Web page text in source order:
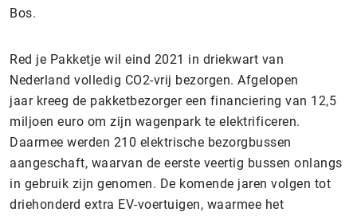
Bos.
Red je Pakketje wil eind 2021 in driekwart van
Nederland volledig CO2-vrij bezorgen. Afgelopen
jaar kreeg de pakketbezorger een financiering van 12,5
miljoen euro om zijn wagenpark te elektrificeren.
Daarmee werden 210 elektrische bezorgbussen
aangeschaft, waarvan de eerste veertig bussen onlangs
in gebruik zijn genomen. De komende jaren volgen tot
driehonderd extra EV-voertuigen, waarmee het